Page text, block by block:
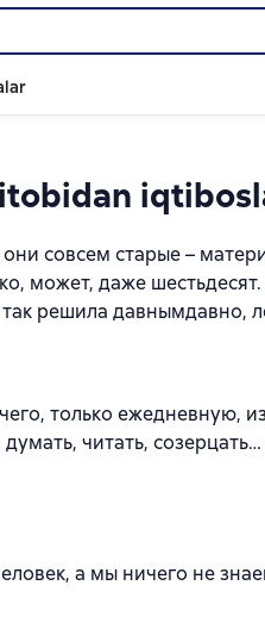
совсем старые –
может, даже
решила давнымдавно,
только ежедневную,
читать,
а мы ничего не